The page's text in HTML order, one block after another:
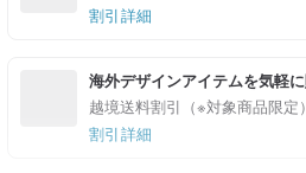
割引詳細
海外デザインアイテムを気軽
越境送料割引（※対象商品限定）
割引詳細